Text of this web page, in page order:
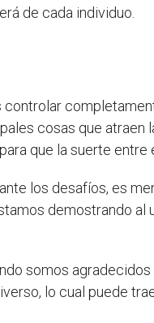
de cada individuo.
cosas que atraen
que la suerte entre
los desafíos, es
demostrando al
somos
lo cual puede